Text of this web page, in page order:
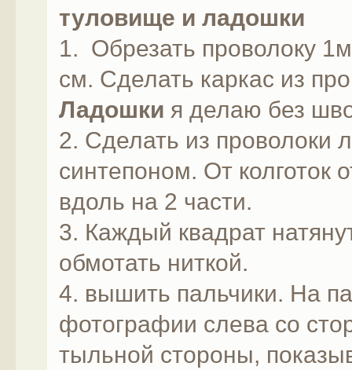
туловище и ладошки
1. Обрезать проволоку
см. Сделать каркас из
Ладошки я делаю без
2. Сделать из проволоки
синтепоном. От колготок
вдоль на 2 части.
3. Каждый квадрат
обмотать ниткой.
4. вышить пальчики. На
фотографии слева со
тыльной стороны,